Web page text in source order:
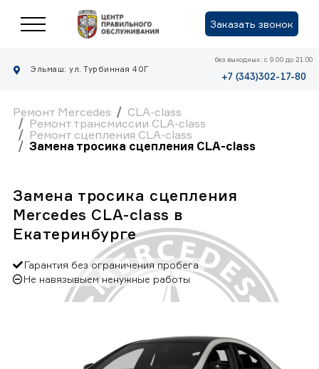
Заказать звонок
Эльмаш: ул. Турбинная 40Г
без выходных: с 9.00 до 21.00
+7 (343)302-17-80
Ремонт Mercedes
CLA-class
Ремонт трансмиссии CLA-class
Ремонт сцепления CLA-class
Замена тросика сцепления CLA-class
Замена тросика сцепления
Mercedes CLA-class в
Екатеринбурге
Гарантия без ограничения пробега
Не навязывыем ненужные работы